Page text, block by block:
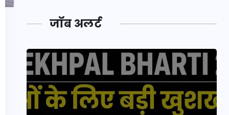
जॉब अलर्ट